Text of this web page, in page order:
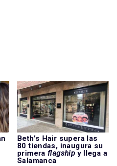
Beth's Hair supera las
80 tiendas, inaugura su
primeraflagshipy llega a
Salamanca